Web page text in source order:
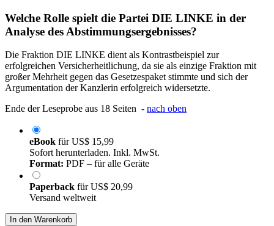
Welche Rolle spielt die Partei DIE LINKE in der
Analyse des Abstimmungsergebnisses?
Die Fraktion DIE LINKE dient als Kontrastbeispiel zur
erfolgreichen Versicherheitlichung, da sie als einzige Fraktion mit
großer Mehrheit gegen das Gesetzespaket stimmte und sich der
Argumentation der Kanzlerin erfolgreich widersetzte.
Ende der Leseprobe aus 18 Seiten - nach oben
eBook fürUS$ 15,99
Sofort herunterladen. Inkl. MwSt.
Format: PDF – für alle Geräte
Paperback fürUS$ 20,99
Versand weltweit
In den Warenkorb